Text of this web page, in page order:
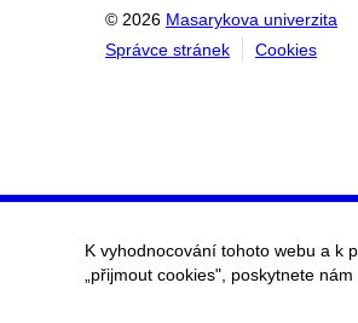
© 2026 Masarykova univerzita
Správce stránek
Cookies
K vyhodnocování tohoto webu a k
„přijmout cookies", poskytnete